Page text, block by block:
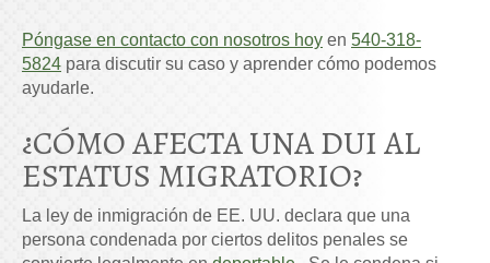
Póngase en contacto con nosotros hoy en 540-318-
5824 para discutir su caso y aprender cómo podemos
ayudarle.
¿CÓMO AFECTA UNA DUI AL
ESTATUS MIGRATORIO?
La ley de inmigración de EE. UU. declara que una
persona condenada por ciertos delitos penales se